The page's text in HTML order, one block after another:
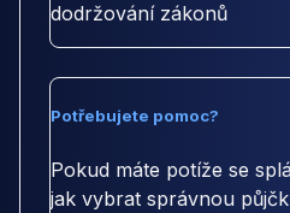
dodržování zákonů
Potřebujete pomoc?
Pokud máte potíže se
jak vybrat správnou